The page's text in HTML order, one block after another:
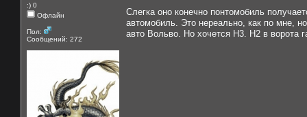
:) 0
Офлайн
Пол:
Сообщений: 272
Слегка оно конечно понтомобиль
автомобиль. Это нереально, как по мне,
авто Вольво. Но хочется Н3. Н2 в ворота